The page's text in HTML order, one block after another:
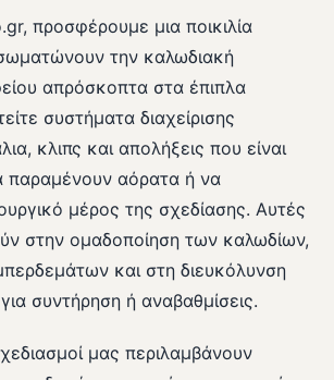
προσφέρουμε μια ποικιλία
την καλωδιακή
απρόσκοπτα στα έπιπλα
συστήματα διαχείρισης
κλιπς και απολήξεις που είναι
παραμένουν αόρατα ή να
μέρος της σχεδίασης. Αυτές
στην ομαδοποίηση των καλωδίων,
και στη διευκόλυνση
συντήρηση ή αναβαθμίσεις.
μας περιλαμβάνουν